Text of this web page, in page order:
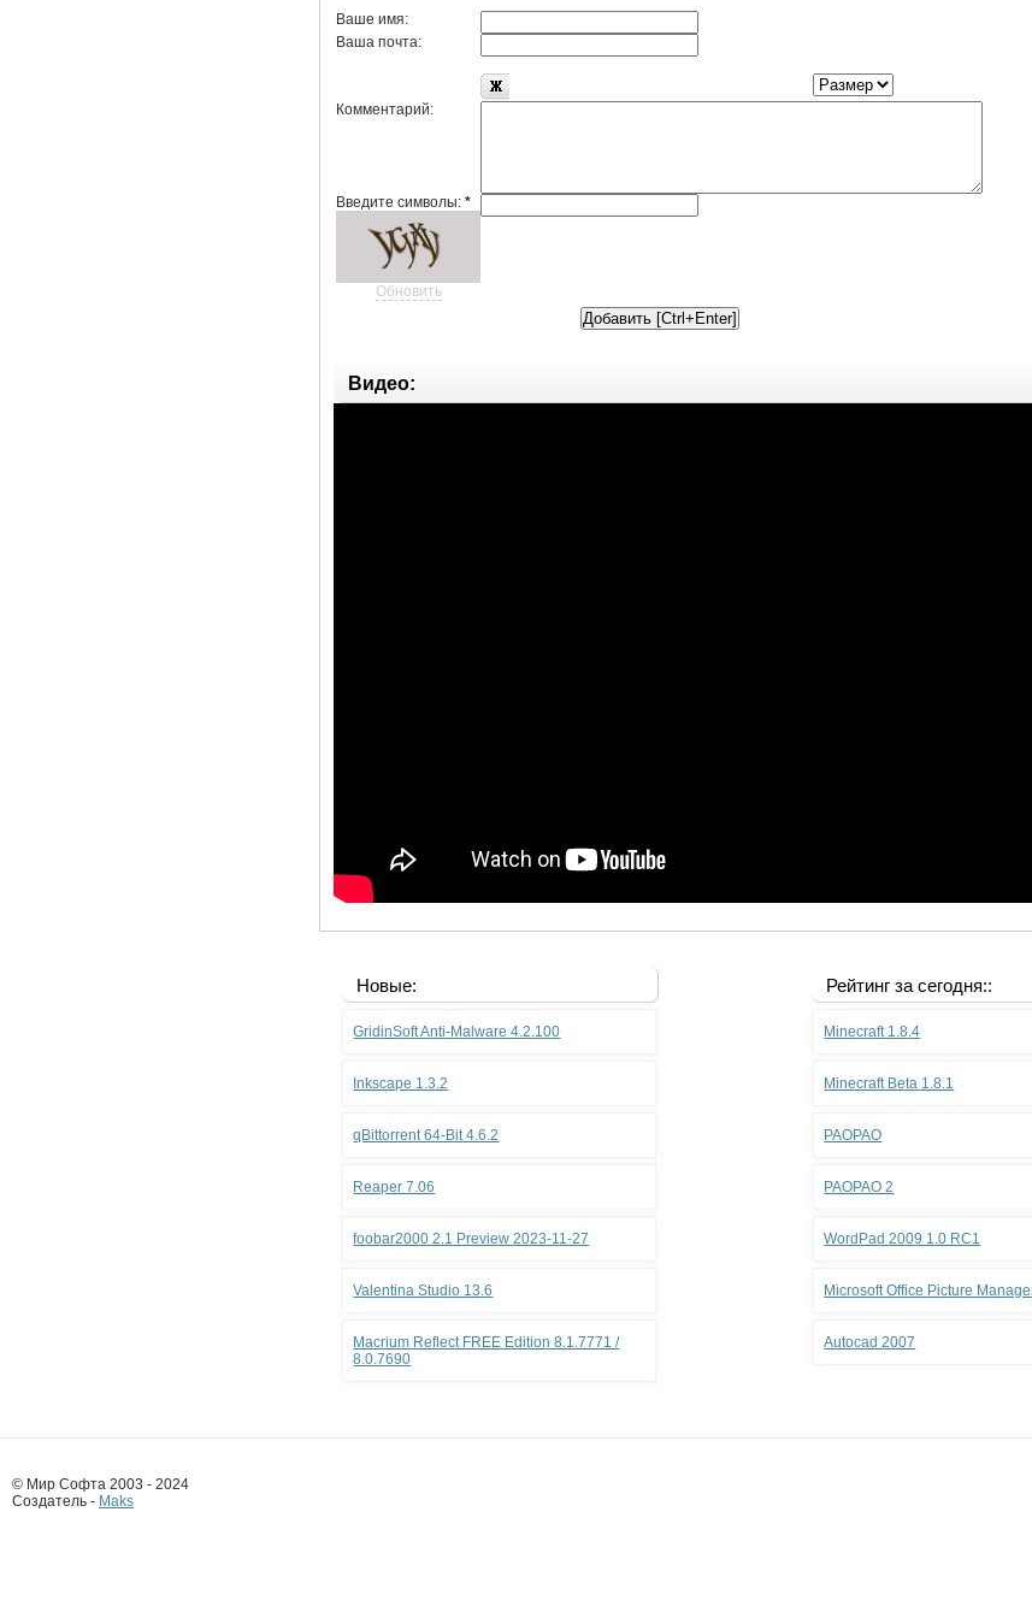
Ваше имя:
Ваша почта:
Комментарий:
Введите символы:*
Обновить
Видео:
Новые:
GridinSoft Anti-Malware 4.2.100
Inkscape 1.3.2
qBittorrent 64-Bit 4.6.2
Reaper 7.06
foobar2000 2.1 Preview 2023-11-27
Valentina Studio 13.6
Macrium Reflect FREE Edition 8.1.7771 /
8.0.7690
Рейтинг за сегодня::
Minecraft 1.8.4
Minecraft Beta 1.8.1
PAOPAO
PAOPAO 2
WordPad 2009 1.0 RC1
Microsoft Office Picture
Autocad 2007
© Мир Софта 2003 - 2024
Создатель - Maks